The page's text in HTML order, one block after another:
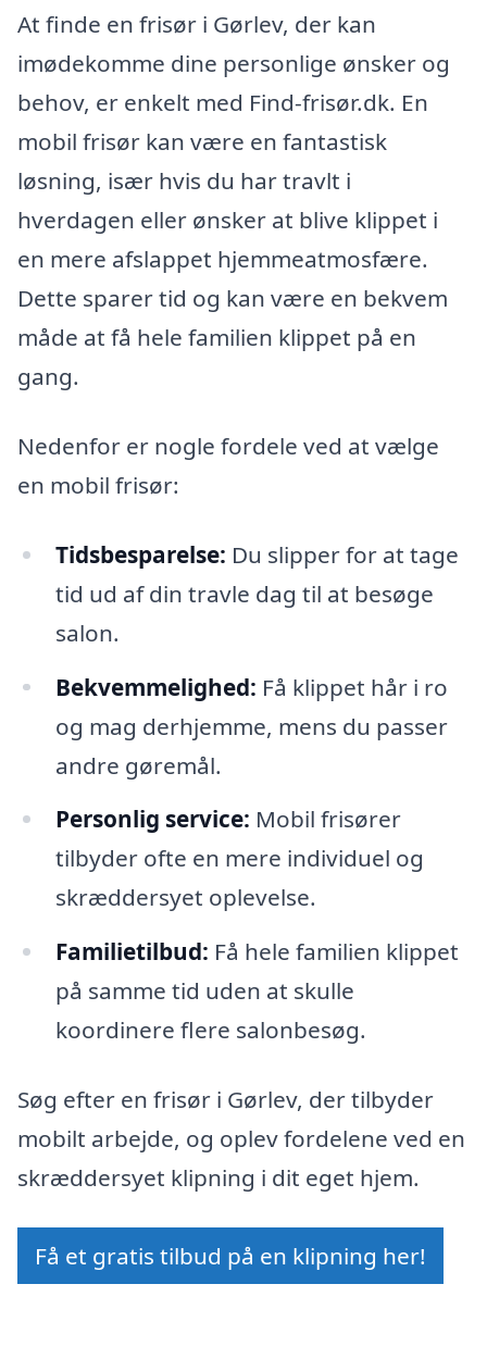
At finde en frisør i Gørlev, der kan
imødekomme dine personlige ønsker og
behov, er enkelt med Find-frisør.dk. En
mobil frisør kan være en fantastisk
løsning, især hvis du har travlt i
hverdagen eller ønsker at blive klippet i
en mere afslappet hjemmeatmosfære.
Dette sparer tid og kan være en bekvem
måde at få hele familien klippet på en
gang.
Nedenfor er nogle fordele ved at vælge
en mobil frisør:
Tidsbesparelse: Du slipper for at tage
tid ud af din travle dag til at besøge
salon.
Bekvemmelighed: Få klippet hår i ro
og mag derhjemme, mens du passer
andre gøremål.
Personlig service: Mobil frisører
tilbyder ofte en mere individuel og
skræddersyet oplevelse.
Familietilbud: Få hele familien klippet
på samme tid uden at skulle
koordinere flere salonbesøg.
Søg efter en frisør i Gørlev, der tilbyder
mobilt arbejde, og oplev fordelene ved en
skræddersyet klipning i dit eget hjem.
Få et gratis tilbud på en klipning her!